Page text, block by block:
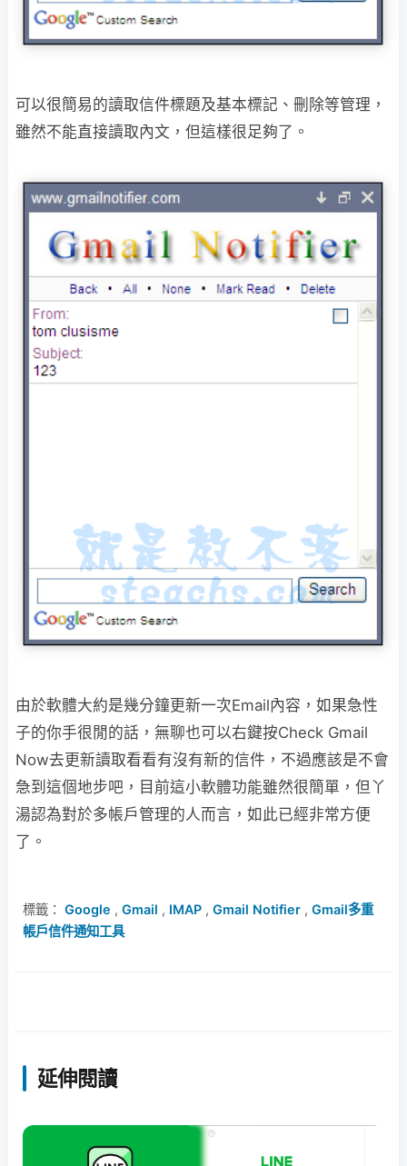
可以很簡易的讀取信件標題及基本標記、刪除等管理，
雖然不能直接讀取內文，但這樣很足夠了。
由於軟體大約是幾分鐘更新一次Email內容，如果急性
子的你手很閒的話，無聊也可以右鍵按Check Gmail
Now去更新讀取看看有沒有新的信件，不過應該是不會
急到這個地步吧，目前這小軟體功能雖然很簡單，但丫
湯認為對於多帳戶管理的人而言，如此已經非常方便
了。
標籤： Google , Gmail , IMAP , Gmail Notifier , Gmail多重
帳戶信件通知工具
延伸閱讀